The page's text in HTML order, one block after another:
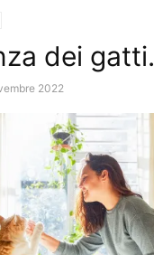
dei gatti.
2022